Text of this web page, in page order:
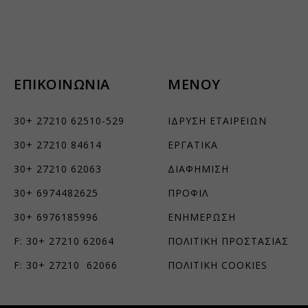
ΕΠΙΚΟΙΝΩΝΙΑ
30+ 27210 62510-529
30+ 27210 84614
30+ 27210 62063
30+ 6974482625
30+ 6976185996
F: 30+ 27210 62064
F: 30+ 27210 62066
ΜΕΝΟΥ
ΙΔΡΥΣΗ ΕΤΑΙΡΕΙΩΝ
ΕΡΓΑΤΙΚΑ
ΔΙΑΦΗΜΙΣΗ
ΠΡΟΦΙΛ
ΕΝΗΜΕΡΩΣΗ
ΠΟΛΙΤΙΚΗ ΠΡΟΣΤΑΣΙΑΣ
ΠΟΛΙΤΙΚΗ COOKIES